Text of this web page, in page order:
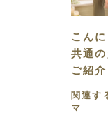
こん
共通
ご紹
関連す
マ